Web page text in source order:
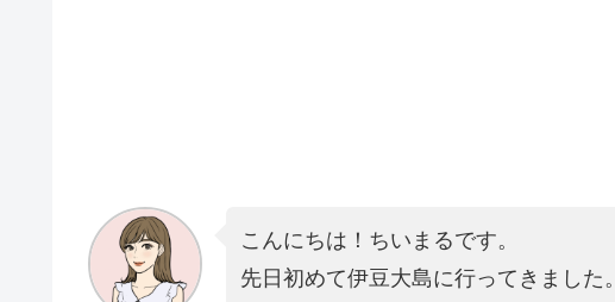
こんにちは！ちいまるです。
先日初めて伊豆大島に行ってきました。